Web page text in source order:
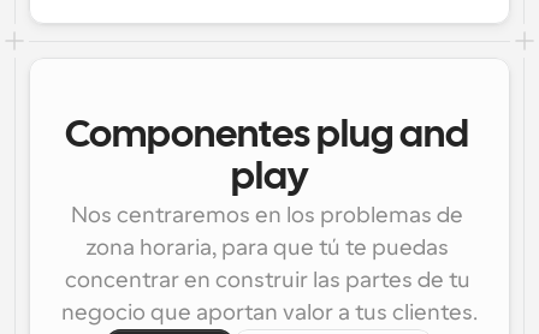
Componentes plug and
play
Nos centraremos en los problemas de
zona horaria, para que tú te puedas
concentrar en construir las partes de tu
negocio que aportan valor a tus clientes.